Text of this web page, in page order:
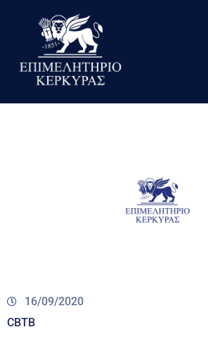
Το
Eπιμελητήριο
16/09/2020
CBTB